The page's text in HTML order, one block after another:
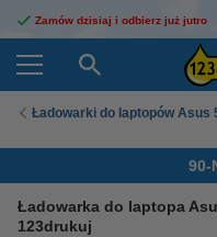
Zamów dzisiaj i odbierz już jutro
Ładowarki do laptopów Asus
90-
Ładowarka do laptopa
123drukuj